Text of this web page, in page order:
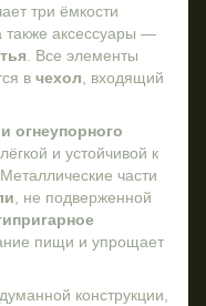
три ёмкости
также аксессуары —
. Все элементы
в чехол , входящий
огнеупорного
и устойчивой к
части
, не подверженной
пищи и упрощает
конструкции,